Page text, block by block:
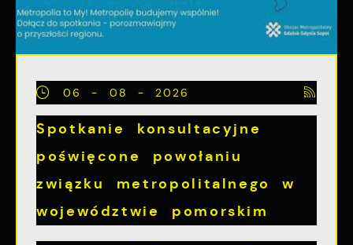
06 - 08 - 2026
Spotkanie konsultacyjne
poświęcone powołaniu
związku metropolitalnego w
województwie pomorskim